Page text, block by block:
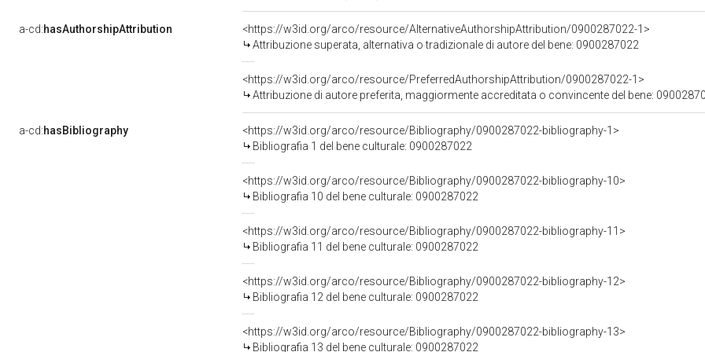
a-cd:hasAuthorshipAttribution
<https://w3id.org/arco/resource/AlternativeAuthorshipAttribution/0900287022-1>
Attribuzione superata, alternativa o tradizionale di autore del bene: 0900287022
<https://w3id.org/arco/resource/PreferredAuthorshipAttribution/0900287022-1>
Attribuzione di autore preferita, maggiormente accreditata o convincente del bene:
a-cd:hasBibliography
<https://w3id.org/arco/resource/Bibliography/0900287022-bibliography-1>
Bibliografia 1 del bene culturale: 0900287022
<https://w3id.org/arco/resource/Bibliography/0900287022-bibliography-10>
Bibliografia 10 del bene culturale: 0900287022
<https://w3id.org/arco/resource/Bibliography/0900287022-bibliography-11>
Bibliografia 11 del bene culturale: 0900287022
<https://w3id.org/arco/resource/Bibliography/0900287022-bibliography-12>
Bibliografia 12 del bene culturale: 0900287022
<https://w3id.org/arco/resource/Bibliography/0900287022-bibliography-13>
Bibliografia 13 del bene culturale: 0900287022